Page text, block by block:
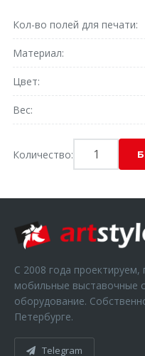
Кол-во полей для печати
Материал
Цвет
Вес
Количество:
С 2008 года
мобильные выставочные
оборудование.
Петербурге.
Telegram